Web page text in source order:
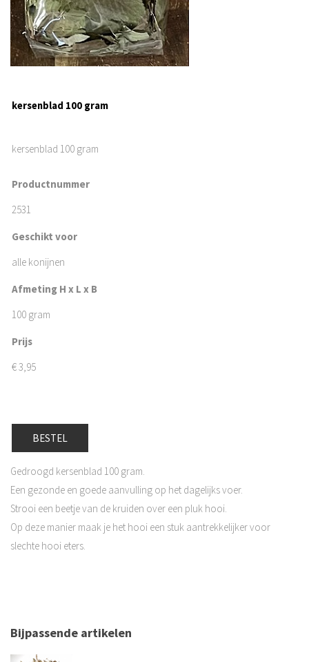
kersenblad 100 gram
kersenblad 100 gram
Productnummer
2531
Geschikt voor
alle konijnen
Afmeting H x L x B
100 gram
Prijs
€3,95
BESTEL
Gedroogd kersenblad 100 gram.
Een gezonde en goede aanvulling op het dagelijks voer.
Strooi een beetje van de kruiden over een pluk hooi.
Op deze manier maak je het hooi een stuk aantrekkelijker voor
slechte hooi eters.
Bijpassende artikelen